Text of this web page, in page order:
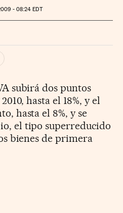
- 08:24 EDT
Sociales
subirá dos puntos
hasta el 18%, y el
hasta el 8%, y se
el tipo superreducido
bienes de primera